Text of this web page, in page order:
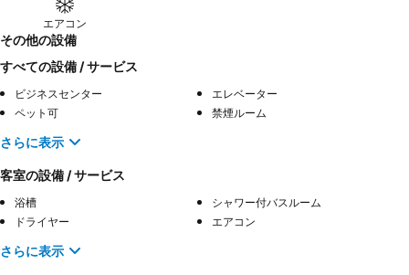
エアコン
その他の設備
すべての設備 / サービス
ビジネスセンター
エレベーター
ペット可
禁煙ルーム
さらに表示
客室の設備 / サービス
浴槽
シャワー付バスルーム
ドライヤー
エアコン
さらに表示